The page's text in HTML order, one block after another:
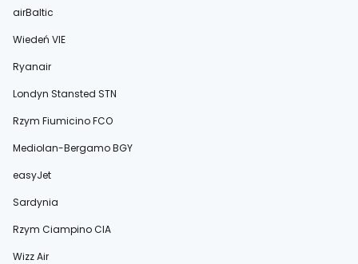
airBaltic
Wiedeń VIE
Ryanair
Londyn Stansted STN
Rzym Fiumicino FCO
Mediolan-Bergamo BGY
easyJet
Sardynia
Rzym Ciampino CIA
Wizz Air